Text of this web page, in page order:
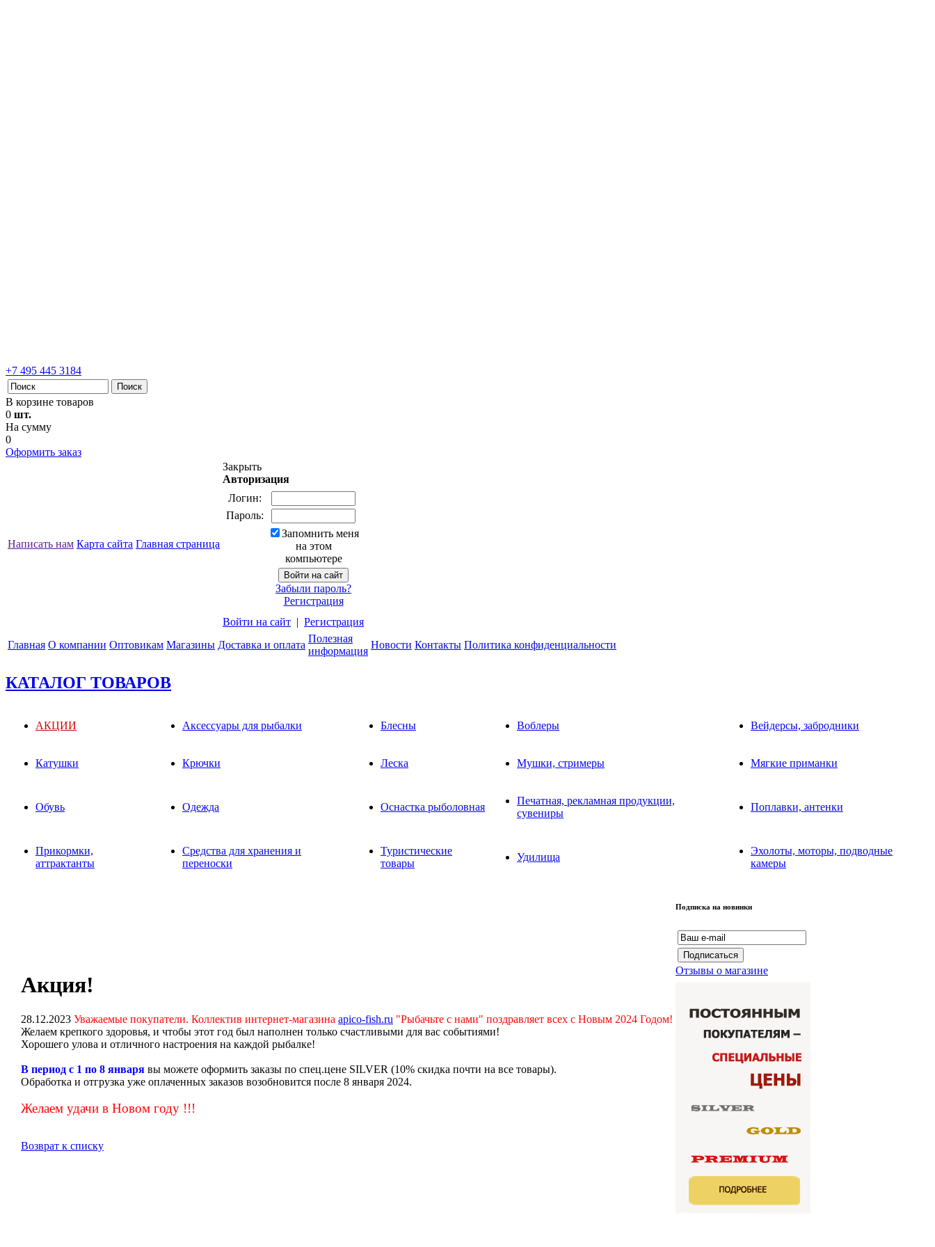
+7 495 445 3184
В корзине товаров
0 шт.
На сумму
0
Оформить заказ
Написать нам Карта сайта Главная страница
Закрыть
Авторизация
Логин:
Пароль:
Запомнить меня
на этом
компьютере
Забыли пароль?
Регистрация
Войти на сайт | Регистрация
Главная О компании Оптовикам Магазины Доставка и оплата
Полезная
информация
Новости Контакты Политика конфиденциальности
КАТАЛОГ ТОВАРОВ
АКЦИИ Аксессуары для рыбалки Блесны Воблеры Вейдерсы, забродники
Катушки Крючки Леска Мушки, стримеры Мягкие приманки
Обувь Одежда Оснастка рыболовная
Печатная, рекламная продукции,
сувениры
Поплавки, антенки
Прикормки,
аттрактанты
Средства для хранения и
переноски
Туристические
товары
Удилища
Эхолоты, моторы, подводные
камеры
Акция!
28.12.2023 Уважаемые покупатели. Коллектив интернет-магазина apico-fish.ru "Рыбачьте с нами" поздравляет всех с Новым 2024 Годом!
Желаем крепкого здоровья, и чтобы этот год был наполнен только счастливыми для вас событиями!
Хорошего улова и отличного настроения на каждой рыбалке!
В период с 1 по 8 января вы можете оформить заказы по спец.цене SILVER (10% скидка почти на все товары).
Обработка и отгрузка уже оплаченных заказов возобновится после 8 января 2024.
Желаем удачи в Новом году !!!
Возврат к списку
Подписка на новинки
Отзывы о магазине